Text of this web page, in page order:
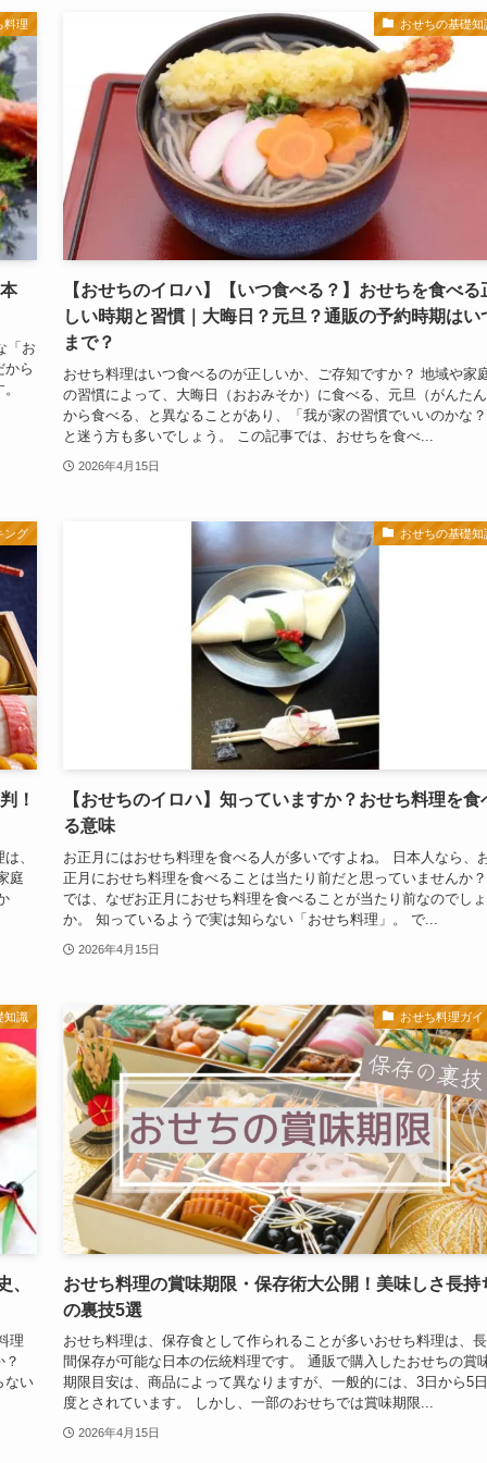
料理
「お
から
おせちの基礎知
【おせちのイロハ】【いつ食べる？】おせちを食べる
しい時期と習慣｜大晦日？元旦？通販の予約時期はい
まで？
おせち料理はいつ食べるのが正しいか、ご存知ですか？ 地域や家
の習慣によって、大晦日（おおみそか）に食べる、元旦（がんた
から食べる、と異なることがあり、「我が家の習慣でいいのかな
と迷う方も多いでしょう。 この記事では、おせちを食べ...
2026年4月15日
ング
！
、
庭
おせちの基礎知
【おせちのイロハ】知っていますか？おせち料理を食
る意味
お正月にはおせち料理を食べる人が多いですよね。 日本人なら、
正月におせち料理を食べることは当たり前だと思っていませんか？
では、なぜお正月におせち料理を食べることが当たり前なのでし
か。 知っているようで実は知らない「おせち料理」。 で...
2026年4月15日
知識
、
理
ない
おせち料理ガイ
おせち料理の賞味期限・保存術大公開！美味しさ長持
の裏技5選
おせち料理は、保存食として作られることが多いおせち料理は、
間保存が可能な日本の伝統料理です。 通販で購入したおせちの賞
期限目安は、商品によって異なりますが、一般的には、3日から5
度とされています。 しかし、一部のおせちでは賞味期限...
2026年4月15日